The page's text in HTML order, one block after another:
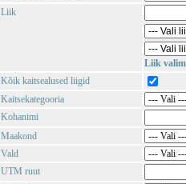
Liik
Liik
Kõik kaitsealused liigid
Kaitsekategooria
Kohanimi
Maakond
Vald
UTM ruut